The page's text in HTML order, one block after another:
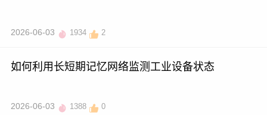
2026-06-03 1934 2
如何利用长短期记忆网络监测工业设备状态
2026-06-03 1388 0